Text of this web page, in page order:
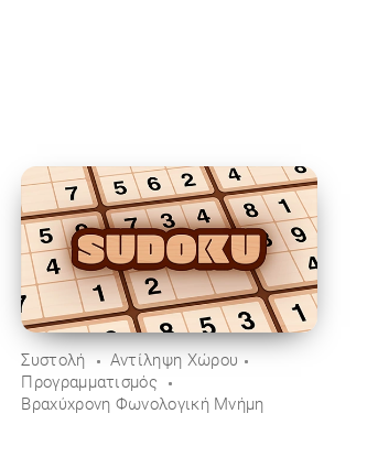
Συστολή
Αντίληψη Χώρου
Προγραμματισμός
Βραχύχρονη Φωνολογική Μνήμη